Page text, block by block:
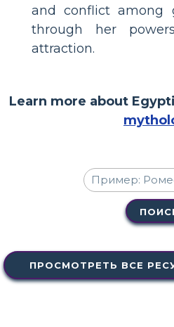
and conflict among
through her
attraction.
Learn more about
ПРОСМОТРЕТЬ ВСЕ